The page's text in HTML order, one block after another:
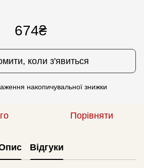
674₴
коли з'явиться
накопичувальної знижки
Порівняти
Відгуки